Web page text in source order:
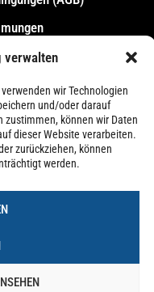
verwalten
wir Technologien
und/oder darauf
zustimmen, können wir Daten
dieser Website verarbeiten.
zurückziehen, können
werden.
Cookie-Richtlinie (EU)